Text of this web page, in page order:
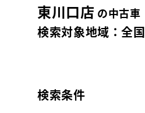
東川口店 の中古車
検索対象地域：全国
検索条件